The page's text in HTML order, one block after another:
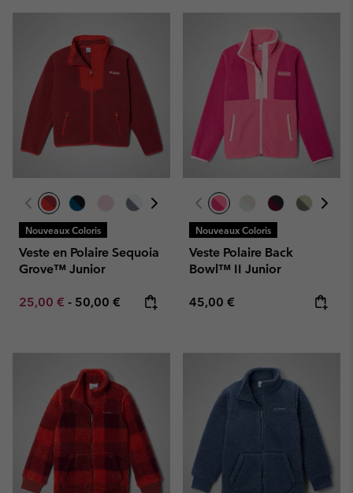
Nouveaux Coloris
Veste en Polaire Sequoia
Grove™ Junior
Minimum sale price:
25,00 € - Maximum price:
50,00 €
Nouveaux Coloris
Veste Polaire Back
Bowl™ II Junior
Regular price:
45,00 €